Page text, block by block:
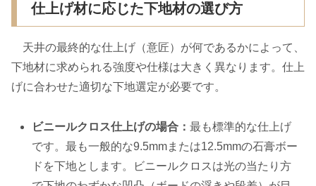
仕上げ材に応じた下地材の選び方
天井の最終的な仕上げ（意匠）が何であるかによって、
下地材に求められる強度や仕様は大きく異なります。仕上
げに合わせた適切な下地選定が必要です。
ビニールクロス仕上げの場合：最も標準的な仕上げ
です。最も一般的な9.5mmまたは12.5mmの石膏ボー
ドを下地とします。ビニールクロスは光の当たり方